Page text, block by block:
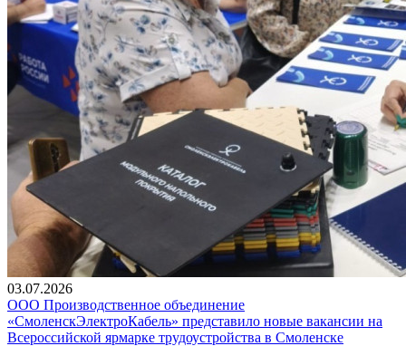
03.07.2026
ООО Производственное объединение
«СмоленскЭлектроКабель» представило новые вакансии на
Всероссийской ярмарке трудоустройства в Смоленске